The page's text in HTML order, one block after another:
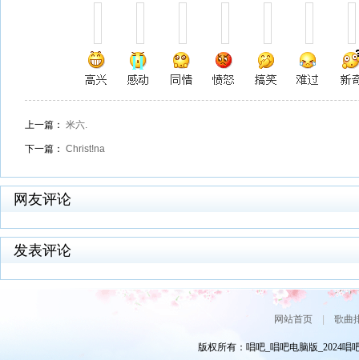
上一篇： 米六.
下一篇： Christ!na
网友评论
发表评论
网站首页| 歌曲
版权所有：唱吧_唱吧电脑版_2024唱